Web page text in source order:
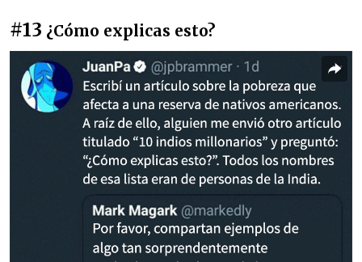
#13 ¿Cómo explicas esto?